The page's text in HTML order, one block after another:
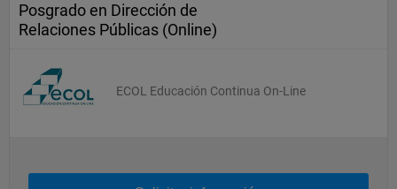
Posgrado en Dirección de
Relaciones Públicas (Online)
ECOL Educación Continua On-Line